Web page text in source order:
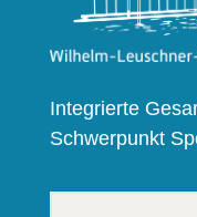
Integrierte
Schwerpunkt